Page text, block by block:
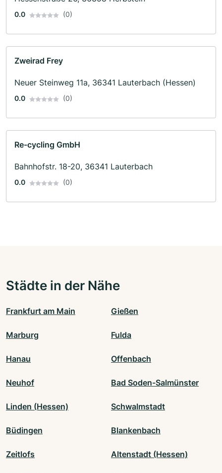
0.0 (0)
Zweirad Frey
Neuer Steinweg 11a, 36341 Lauterbach (Hessen)
0.0 (0)
Re-cycling GmbH
Bahnhofstr. 18-20, 36341 Lauterbach
0.0 (0)
Städte in der Nähe
Frankfurt am Main Gießen
Marburg Fulda
Hanau Offenbach
Neuhof Bad Soden-Salmünster
Linden (Hessen) Schwalmstadt
Büdingen Blankenbach
Zeitlofs Altenstadt (Hessen)